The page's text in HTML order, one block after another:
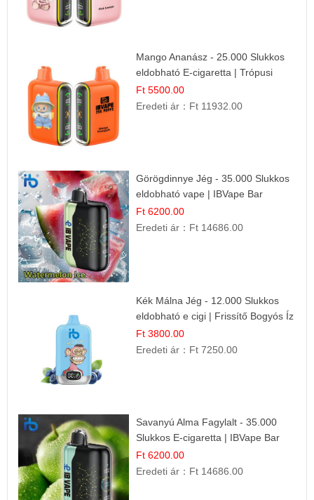
Mango Ananász - 25.000 Slukkos
eldobható E-cigaretta | Trópusi
Ízélmény
Ft 5500.00
Eredeti ár： Ft 11932.00
Görögdinnye Jég - 35.000 Slukkos
eldobható vape | IBVape Bar
Frissítő Nyári Íz
Ft 6200.00
Eredeti ár： Ft 14686.00
Kék Málna Jég - 12.000 Slukkos
eldobható e cigi | Frissítő Bogyós Íz
Ft 3800.00
Eredeti ár： Ft 7250.00
Savanyú Alma Fagylalt - 35.000
Slukkos E-cigaretta | IBVape Bar
Ft 6200.00
Eredeti ár： Ft 14686.00